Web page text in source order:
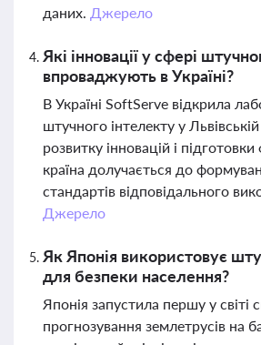
даних. Джерело
Які інновації у сфері
впроваджують в Україні?
В Україні SoftServe відкрила
штучного інтелекту у
розвитку інновацій і
країна долучається до
стандартів відповідального
Джерело
Як Японія використовує
для безпеки населення?
Японія запустила першу у світі
прогнозування землетрусів на